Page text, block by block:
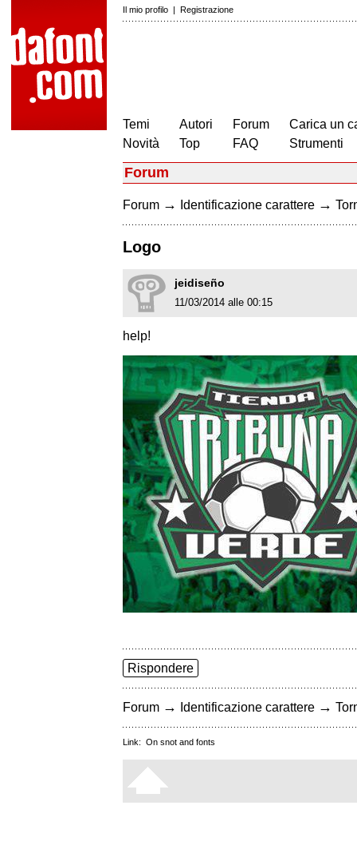
Il mio profilo | Registrazione
Temi
Novità
Autori
Top
Forum
FAQ
Carica un
Strumenti
Forum
Forum → Identificazione carattere →
Logo
jeidiseño
11/03/2014 alle 00:15
help!
Rispondere
Forum → Identificazione carattere →
Link: On snot and fonts